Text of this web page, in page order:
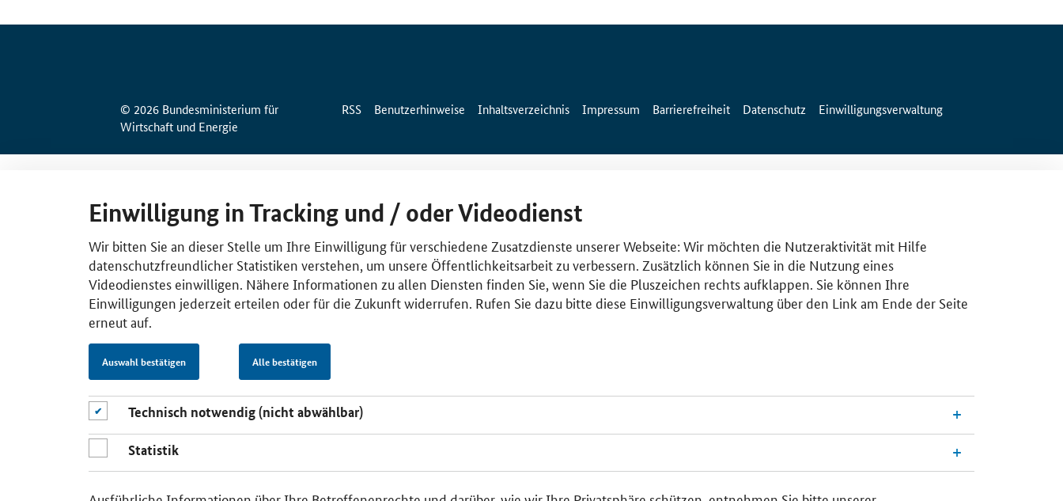
© 2026 Bundesministerium für
Wirtschaft und Energie
RSS Benutzerhinweise Inhaltsverzeichnis Impressum Barrierefreiheit Datenschutz Einwilligungsverwaltung
Einwilligung in Tracking und / oder Videodienst
Wir bitten Sie an dieser Stelle um Ihre Einwilligung für verschiedene Zusatzdienste unserer Webseite: Wir möchten die Nutzeraktivität mit Hilfe
datenschutzfreundlicher Statistiken verstehen, um unsere Öffentlichkeitsarbeit zu verbessern. Zusätzlich können Sie in die Nutzung eines
Videodienstes einwilligen. Nähere Informationen zu allen Diensten finden Sie, wenn Sie die Pluszeichen rechts aufklappen. Sie können Ihre
Einwilligungen jederzeit erteilen oder für die Zukunft widerrufen. Rufen Sie dazu bitte diese Einwilligungsverwaltung über den Link am Ende der Seite
erneut auf.
Auswahl bestätigen Alle bestätigen
Technisch notwendig (nicht abwählbar)
Statistik